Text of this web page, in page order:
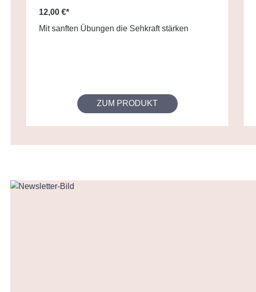
12,00 €*
Mit sanften Übungen die Sehkraft stärken
ZUM PRODUKT